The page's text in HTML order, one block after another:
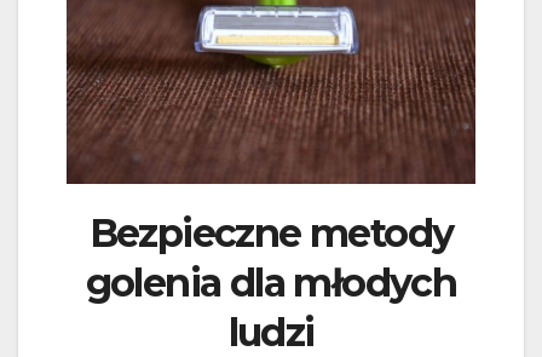
Bezpieczne metody
golenia dla młodych
ludzi